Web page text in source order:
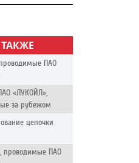
ПАО
«ЛУКОЙЛ»,
за рубежом
цепочки
проводимые ПАО